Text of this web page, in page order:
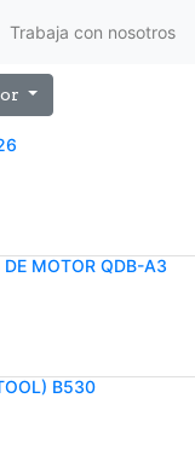
Trabaja con nosotros
MOTOR QDB-A3
B530